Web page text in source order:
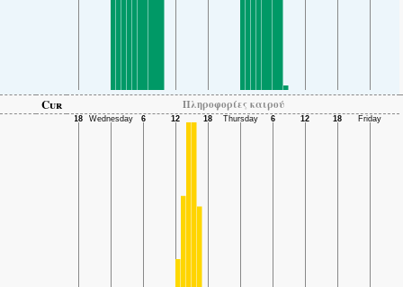
Cur Πληροφορίες καιρού